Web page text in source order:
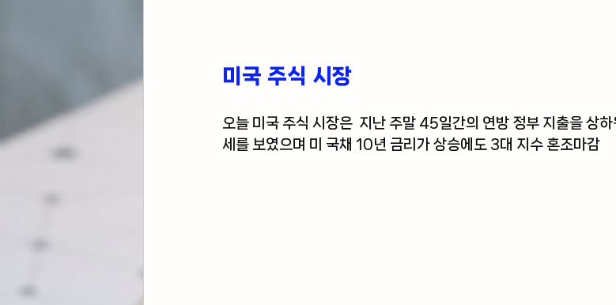
미국 주식 시장
오늘 미국 주식 시장은  지난 주말 45일간의 연방 정부 지출을 상
세를 보였으며 미 국채 10년 금리가 상승에도 3대 지수 혼조마감